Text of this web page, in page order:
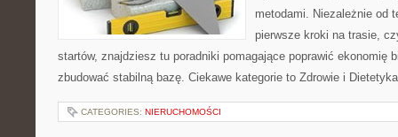
metodami. Niezależnie od
pierwsze kroki na trasie,
startów, znajdziesz tu poradniki pomagające poprawić ekonomię
zbudować stabilną bazę. Ciekawe kategorie to Zdrowie i
CATEGORIES: NIERUCHOMOŚCI